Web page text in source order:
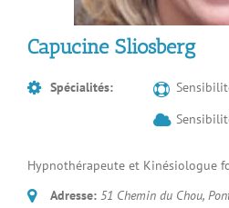
Capucine Sliosberg
Spécialités:
Hypnothérapeute et Kinésiologue
Adresse: 51 Chemin du Chou,